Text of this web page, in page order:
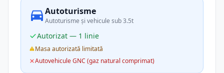
Autoturisme
Autoturisme și vehicule sub 3.5t
Autorizat — 1 linie
Masa autorizată limitată
Autovehicule GNC (gaz natural comprimat)